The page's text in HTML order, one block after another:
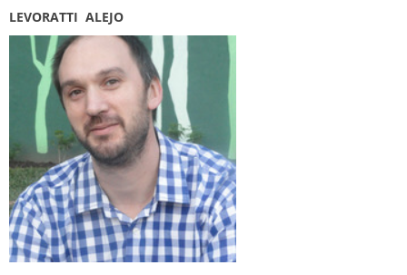
LEVORATTI ALEJO